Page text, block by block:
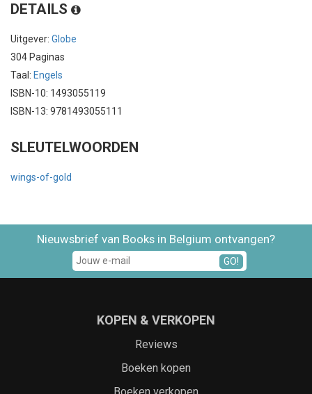
DETAILS
Uitgever: Globe
304 Paginas
Taal: Engels
ISBN-10: 1493055119
ISBN-13: 9781493055111
SLEUTELWOORDEN
wings-of-gold
Nieuwsbrief van Books in Belgium ontvangen?
GO!
KOPEN & VERKOPEN
Reviews
Boeken kopen